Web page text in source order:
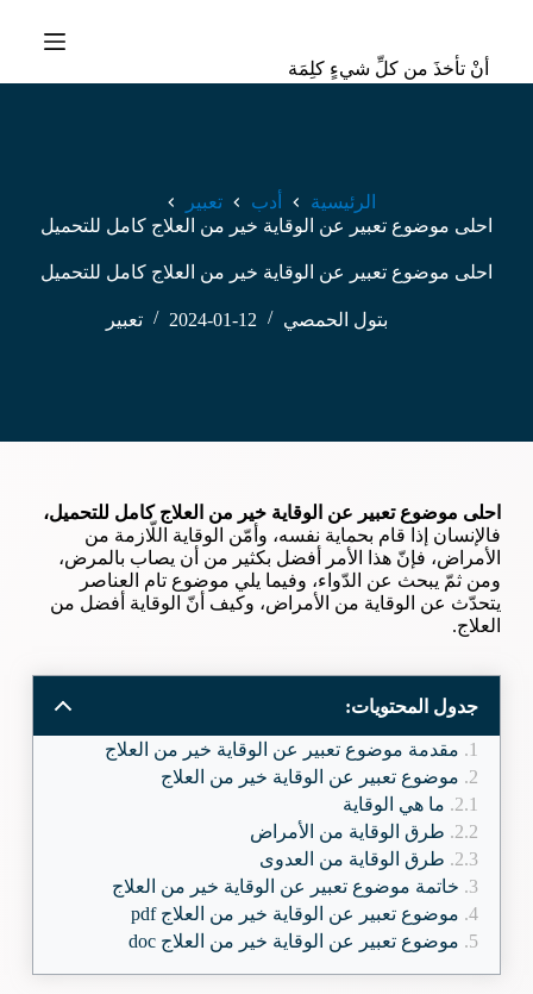
أنْ تأخذَ من كلِّ شيءٍ كلِمَة
الرئيسية أدب
تعبير
احلى موضوع تعبير عن الوقاية خير من العلاج كامل للتحميل
احلى موضوع تعبير عن الوقاية خير من العلاج كامل للتحميل
بتول الحمصي 2024-01-12 تعبير
احلى موضوع تعبير عن الوقاية خير من العلاج كامل للتحميل،
فالإنسان إذا قام بحماية نفسه، وأمّن الوقاية اللّازمة من
الأمراض، فإنّ هذا الأمر أفضل بكثير من أن يصاب بالمرض،
ومن ثمّ يبحث عن الدّواء، وفيما يلي موضوع تام العناصر
يتحدّث عن الوقاية من الأمراض، وكيف أنّ الوقاية أفضل من
العلاج.
جدول المحتويات:
مقدمة موضوع تعبير عن الوقاية خير من العلاج
موضوع تعبير عن الوقاية خير من العلاج
ما هي الوقاية
طرق الوقاية من الأمراض
طرق الوقاية من العدوى
خاتمة موضوع تعبير عن الوقاية خير من العلاج
موضوع تعبير عن الوقاية خير من العلاج pdf
موضوع تعبير عن الوقاية خير من العلاج doc